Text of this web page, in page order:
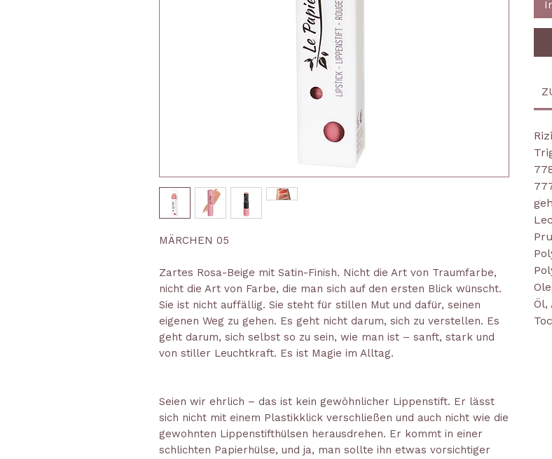
MÄRCHEN 05
Zartes Rosa-Beige mit Satin-Finish. Nicht die Art von Traumfarbe,
nicht die Art von Farbe, die man sich auf den ersten Blick wünscht.
Sie ist nicht auffällig. Sie steht für stillen Mut und dafür, seinen
eigenen Weg zu gehen. Es geht nicht darum, sich zu verstellen. Es
geht darum, sich selbst so zu sein, wie man ist – sanft, stark und
von stiller Leuchtkraft. Es ist Magie im Alltag.
Seien wir ehrlich – das ist kein gewöhnlicher Lippenstift. Er lässt
sich nicht mit einem Plastikklick verschließen und auch nicht wie die
gewohnten Lippenstifthülsen herausdrehen. Er kommt in einer
schlichten Papierhülse, und ja, man sollte ihn etwas vorsichtiger
Öl,